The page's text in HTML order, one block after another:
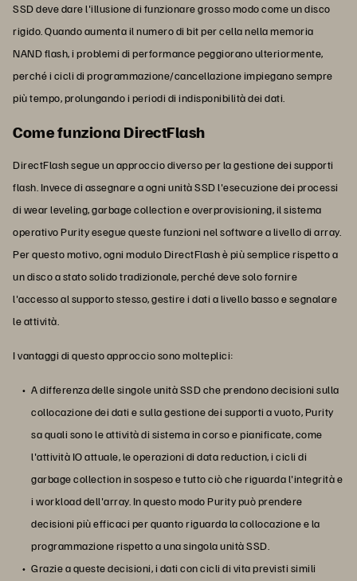
SSD deve dare l'illusione di funzionare grosso modo come un disco
rigido. Quando aumenta il numero di bit per cella nella memoria
NAND flash, i problemi di performance peggiorano ulteriormente,
perché i cicli di programmazione/cancellazione impiegano sempre
più tempo, prolungando i periodi di indisponibilità dei dati.
Come funziona DirectFlash
DirectFlash segue un approccio diverso per la gestione dei supporti
flash. Invece di assegnare a ogni unità SSD l'esecuzione dei processi
di wear leveling, garbage collection e overprovisioning, il sistema
operativo Purity esegue queste funzioni nel software a livello di array.
Per questo motivo, ogni modulo DirectFlash è più semplice rispetto a
un disco a stato solido tradizionale, perché deve solo fornire
l'accesso al supporto stesso, gestire i dati a livello basso e segnalare
le attività.
I vantaggi di questo approccio sono molteplici:
A differenza delle singole unità SSD che prendono decisioni sulla
collocazione dei dati e sulla gestione dei supporti a vuoto, Purity
sa quali sono le attività di sistema in corso e pianificate, come
l'attività IO attuale, le operazioni di data reduction, i cicli di
garbage collection in sospeso e tutto ciò che riguarda l'integrità e
i workload dell'array. In questo modo Purity può prendere
decisioni più efficaci per quanto riguarda la collocazione e la
programmazione rispetto a una singola unità SSD.
Grazie a queste decisioni, i dati con cicli di vita previsti simili